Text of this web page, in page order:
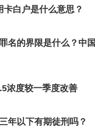
白户是什么意思？
名的界限是什么？中
浓度较一季度改善
年以下有期徒刑吗？